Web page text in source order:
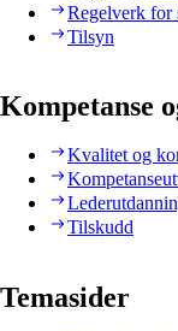
Regelverk
Tilsyn
Kompetanse
Kvalitet og
Tilskudd
Temasider